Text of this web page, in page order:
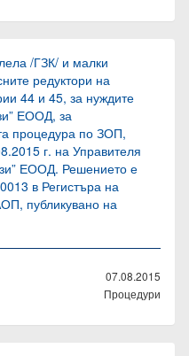
/ГЗК/ и малки
редуктори на
44 и 45, за нуждите
ЕООД, за
процедура по ЗОП,
г. на Управителя
ЕООД. Решението е
в Регистъра на
публикувано на
07.08.2015
Процедури